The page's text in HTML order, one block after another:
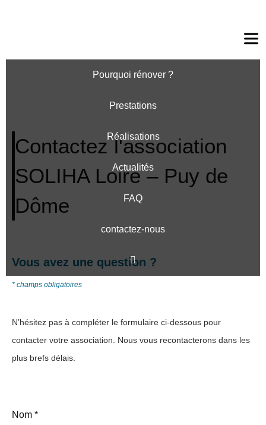
le
Pourquoi rénover ?
Prestations
Réalisations
Actualités
FAQ
contactez-nous
Contactez l'association
SOLIHA Loire – Puy de
Dôme
Vous avez une question ?​
* champs obligatoires
N’hésitez pas à compléter le formulaire ci-dessous pour
contacter votre association. Nous vous recontacterons dans les
plus brefs délais.
Nom *